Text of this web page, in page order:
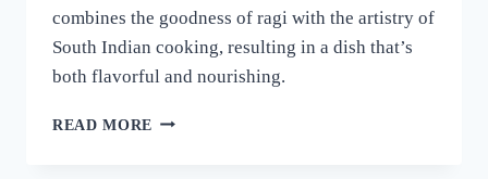
combines the goodness of ragi with the artistry of
South Indian cooking, resulting in a dish that’s
both flavorful and nourishing.
READ MORE റാഗി